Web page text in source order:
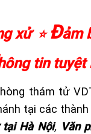
xử⭐ Đảm
tin tuyệt
thám tử
tại các thành
tại Hà Nội, Văn